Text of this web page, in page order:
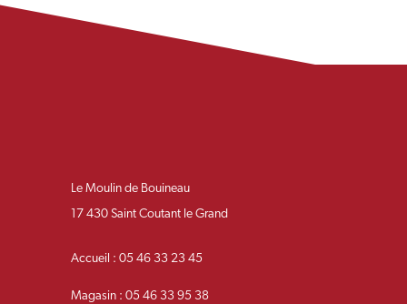
Le Moulin de Bouineau
17 430 Saint Coutant le Grand
Accueil : 05 46 33 23 45
Magasin : 05 46 33 95 38